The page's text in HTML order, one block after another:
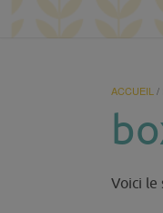
ACCUEIL /
Voici le